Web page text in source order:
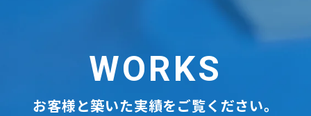
WORKS
お客様と築いた実績をご覧ください。